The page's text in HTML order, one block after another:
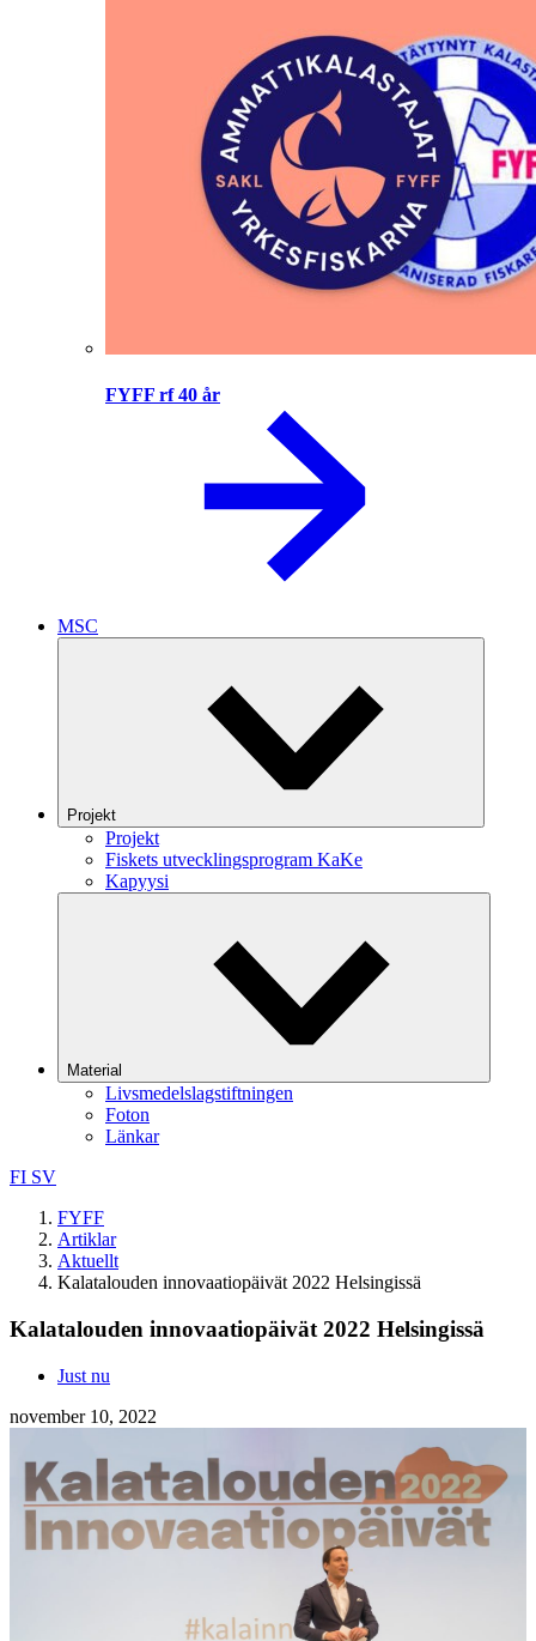
FYFF rf 40 år
MSC
Projekt
Projekt
Fiskets utvecklingsprogram KaKe
Kapyysi
Material
Livsmedelslagstiftningen
Foton
Länkar
FI SV
FYFF
Artiklar
Aktuellt
Kalatalouden innovaatiopäivät 2022 Helsingissä
Kalatalouden innovaatiopäivät 2022 Helsingissä
Just nu
november 10, 2022